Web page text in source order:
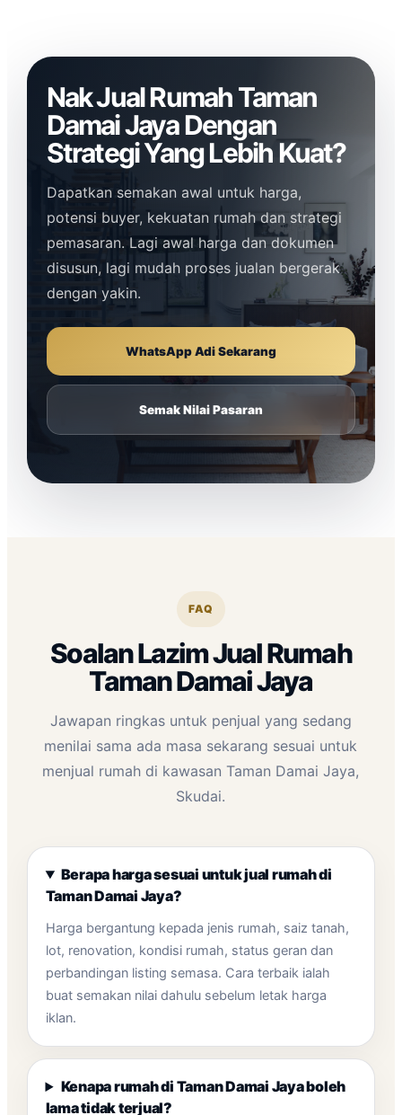
Nak Jual Rumah Taman
Damai Jaya Dengan
Strategi Yang Lebih Kuat?
Dapatkan semakan awal untuk harga,
potensi buyer, kekuatan rumah dan strategi
pemasaran. Lagi awal harga dan dokumen
disusun, lagi mudah proses jualan bergerak
dengan yakin.
WhatsApp Adi Sekarang
Semak Nilai Pasaran
FAQ
Soalan Lazim Jual Rumah
Taman Damai Jaya
Jawapan ringkas untuk penjual yang sedang
menilai sama ada masa sekarang sesuai untuk
menjual rumah di kawasan Taman Damai Jaya,
Skudai.
Berapa harga sesuai untuk jual rumah di
Taman Damai Jaya?
Harga bergantung kepada jenis rumah, saiz tanah,
lot, renovation, kondisi rumah, status geran dan
perbandingan listing semasa. Cara terbaik ialah
buat semakan nilai dahulu sebelum letak harga
iklan.
Kenapa rumah di Taman Damai Jaya boleh
lama tidak terjual?